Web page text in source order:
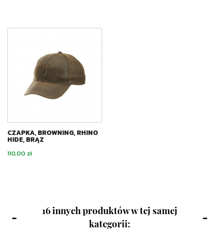
CZAPKA, BROWNING, RHINO
HIDE, BRĄZ
Cena
110,00 zł
16 innych produktów w tej samej
kategorii: